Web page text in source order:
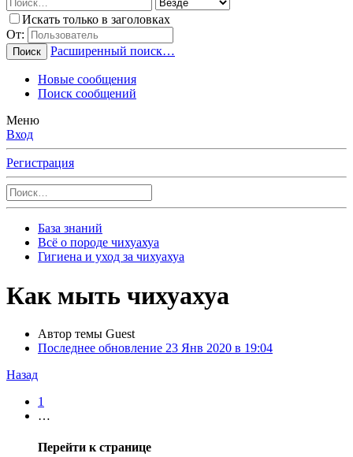
Искать только в заголовках
От:
Поиск Расширенный поиск…
Новые сообщения
Поиск сообщений
Меню
Вход
Регистрация
База знаний
Всё о породе чихуахуа
Гигиена и уход за чихуахуа
Как мыть чихуахуа
Автор темы Guest
Последнее обновление 23 Янв 2020 в 19:04
Назад
1
…
Перейти к странице